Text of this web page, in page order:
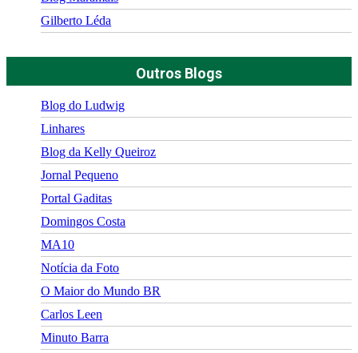
Gilberto Léda
Outros Blogs
Blog do Ludwig
Linhares
Blog da Kelly Queiroz
Jornal Pequeno
Portal Gaditas
Domingos Costa
MA10
Notícia da Foto
O Maior do Mundo BR
Carlos Leen
Minuto Barra